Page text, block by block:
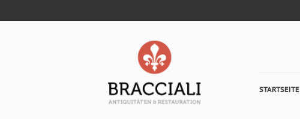
STARTSEITE